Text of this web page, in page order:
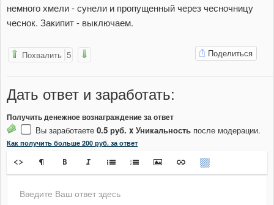
немного хмели - сунели и пропущенный через чесночницу
чеснок. Закипит - выключаем.
Похвалить 5 Поделиться
Дать ответ и заработать:
Получить денежное вознаграждение за ответ
Вы заработаете 0.5 руб. x Уникальность после модерации.
Как получить больше 200 руб. за ответ